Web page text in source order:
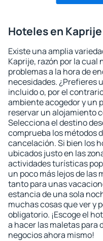
Hoteles en Kaprije
Existe una amplia
Kaprije, razón por la
problemas a la hora de
necesidades. ¿Prefieres
incluido o, por el
ambiente acogedor y un
reservar un alojamiento
Selecciona el destino
comprueba los métodos
cancelación. Si bien los
ubicados justo en las
actividades turísticas
un poco más lejos de
tanto para unas
estancia de una sola
muchas cosas que ver y
obligatorio. ¡Escoge el
a hacer las maletas para
negocios ahora mismo!